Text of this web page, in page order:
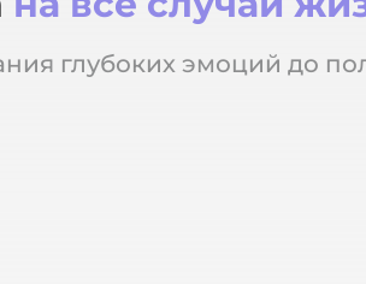
глубоких эмоций до